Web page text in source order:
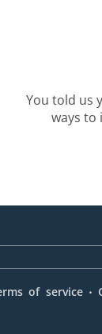
You told us
ways to
of service .